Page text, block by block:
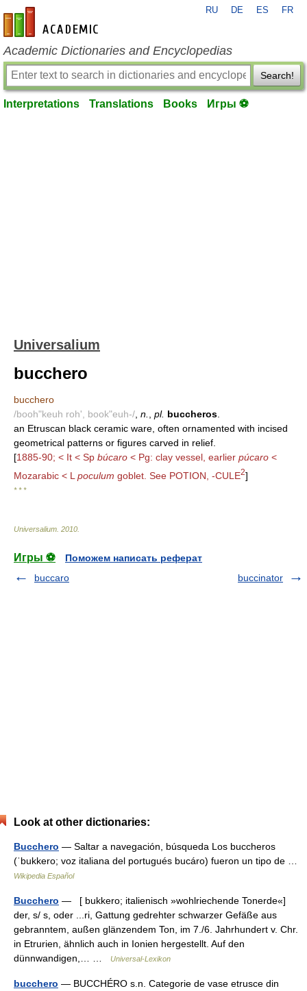
en-academic.com
RU DE ES FR
Academic Dictionaries and Encyclopedias
Search!
Interpretations Translations Books Игры ⚽
Universalium
bucchero
bucchero
/booh"keuh roh', book"euh-/ n. pl. buccheros
an Etruscan black ceramic ware, often ornamented with incised
geometrical patterns or figures carved in relief.
[1885-90; < It < Sp búcaro < Pg: clay vessel, earlier púcaro <
Mozarabic < L poculum goblet. See POTION, -CULE2]
* * *
Universalium 2010
Игры ⚽
Поможем написать реферат
buccaro
buccinator
Look at other dictionaries:
Bucchero — Saltar a navegación, búsqueda Los buccheros
(ˈbukkero; voz italiana del portugués bucáro) fueron un tipo de …
Wikipedia Español
Bucchero — [ bukkero; italienisch »wohlriechende Tonerde«]
der, s/ s, oder ...ri, Gattung gedrehter schwarzer Gefäße aus
gebranntem, außen glänzendem Ton, im 7./6. Jahrhundert v. Chr.
in Etrurien, ähnlich auch in Ionien hergestellt. Auf den
dünnwandigen,… …
Universal-Lexikon
bucchero — BUCCHÉRO s.n. Categorie de vase etrusce din